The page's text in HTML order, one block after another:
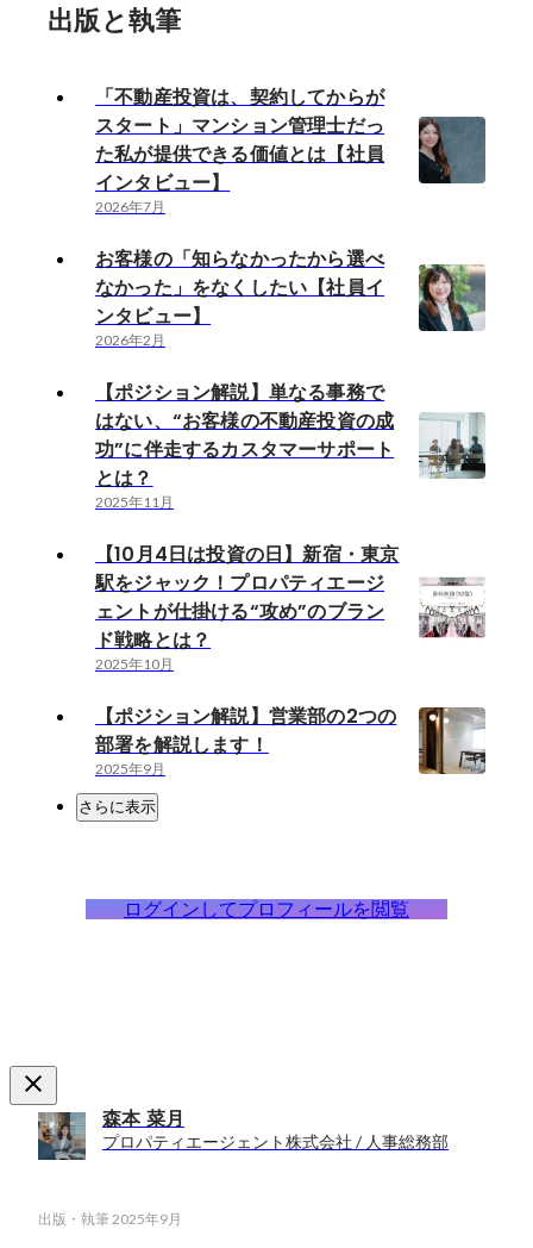
出版と執筆
「不動産投資は、契約してからが
スタート」マンション管理士だっ
た私が提供できる価値とは【社員
インタビュー】
2026年7月
お客様の「知らなかったから選べ
なかった」をなくしたい【社員イ
ンタビュー】
2026年2月
【ポジション解説】単なる事務で
はない、“お客様の不動産投資の成
功”に伴走するカスタマーサポート
とは？
2025年11月
【10月4日は投資の日】新宿・東京
駅をジャック！プロパティエージ
ェントが仕掛ける“攻め”のブラン
ド戦略とは？
2025年10月
【ポジション解説】営業部の2つの
部署を解説します！
2025年9月
さらに表示
ログインしてプロフィールを閲覧
森本 菜月
プロパティエージェント株式会社 / 人事総務部
出版・執筆 2025年9月